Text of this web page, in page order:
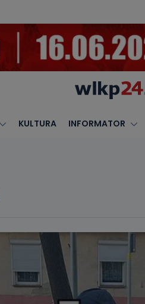
KULTURA INFORMATOR